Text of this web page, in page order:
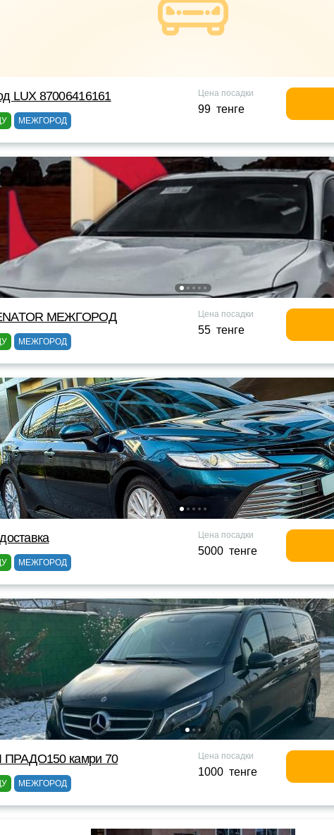
LUX 87006416161
МЕЖГОРОД
Цена посадки
99 тенге
МЕЖГОРОД
МЕЖГОРОД
Цена посадки
55 тенге
МЕЖГОРОД
Цена посадки
5000 тенге
ПРАДО150 камри 70
МЕЖГОРОД
Цена посадки
1000 тенге